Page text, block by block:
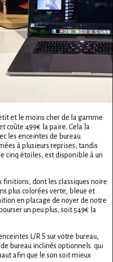
et le moins cher de la gamme
coûte 499€ la paire. Cela la
les enceintes de bureau
à plusieurs reprises, tandis
cinq étoiles, est disponible à un
finitions, dont les classiques noire
plus colorées verte, bleue et
en placage de noyer de notre
un peu plus, soit 549€ la
L/R S sur votre bureau,
bureau inclinés optionnels qui
afin que le son soit mieux